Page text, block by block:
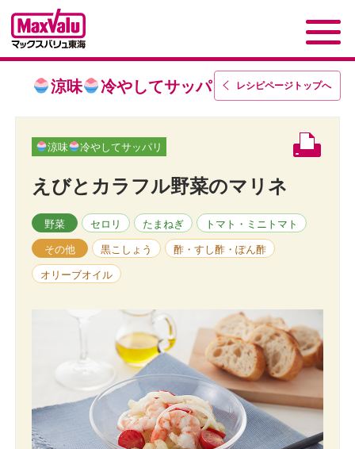
レシピページトップへ
涼味 冷やしてサッパリ
涼味 冷やしてサッパリ
えびとカラフル野菜のマリネ
野菜 セロリ たまねぎ トマト・ミニトマト
その他 黒こしょう 酢・すし酢・ぽん酢
オリーブオイル